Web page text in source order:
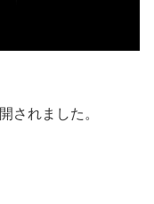
されました。